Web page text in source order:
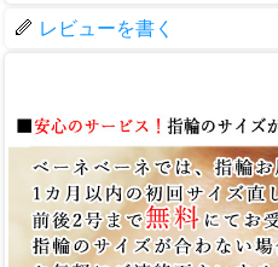
レビューを書く